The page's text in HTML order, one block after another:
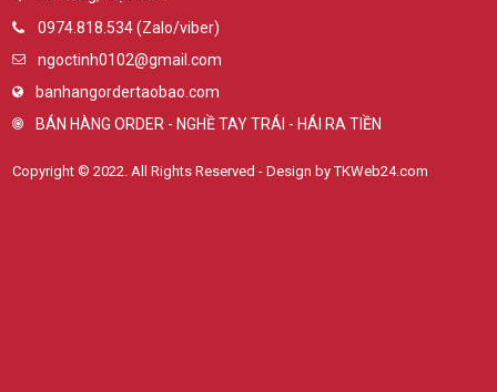
0974.818.534 (Zalo/viber)
ngoctinh0102@gmail.com
banhangordertaobao.com
BÁN HÀNG ORDER - NGHỀ TAY TRÁI - HÁI RA TIỀN
Copyright © 2022. All Rights Reserved - Design by TKWeb24.com